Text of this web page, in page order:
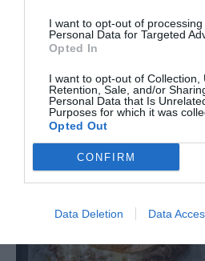
I want to opt-out of processing
Personal Data for Targeted
Opted In
I want to opt-out of Collection,
Retention, Sale, and/or
Personal Data that Is
Purposes for which it was
Opted Out
CONFIRM
Data Deletion Data